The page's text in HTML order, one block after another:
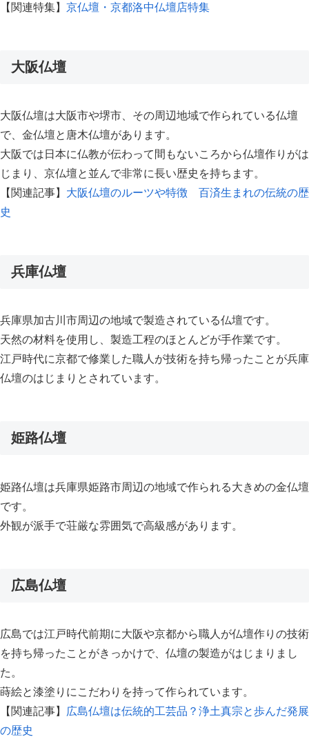
【関連特集】 京仏壇・京都洛中仏壇店特集
大阪仏壇
大阪仏壇は大阪市や堺市、その周辺地域で作られている仏壇
で、金仏壇と唐木仏壇があります。
大阪では日本に仏教が伝わって間もないころから仏壇作りがは
じまり、京仏壇と並んで非常に長い歴史を持ちます。
【関連記事】 大阪仏壇のルーツや特徴 百済生まれの伝統の歴
史
兵庫仏壇
兵庫県加古川市周辺の地域で製造されている仏壇です。
天然の材料を使用し、製造工程のほとんどが手作業です。
江戸時代に京都で修業した職人が技術を持ち帰ったことが兵庫
仏壇のはじまりとされています。
姫路仏壇
姫路仏壇は兵庫県姫路市周辺の地域で作られる大きめの金仏壇
です。
外観が派手で荘厳な雰囲気で高級感があります。
広島仏壇
広島では江戸時代前期に大阪や京都から職人が仏壇作りの技術
を持ち帰ったことがきっかけで、仏壇の製造がはじまりまし
た。
蒔絵と漆塗りにこだわりを持って作られています。
【関連記事】
広島仏壇は伝統的工芸品？浄土真宗と歩んだ発展
の歴史